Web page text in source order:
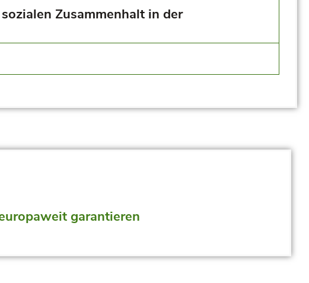
Zusammenhalt in der
garantieren